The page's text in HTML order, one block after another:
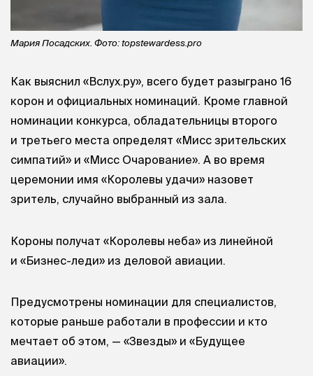
Мария Посадских. Фото: topstewardess.pro
Как выяснил «Вслух.ру», всего будет разыграно 16
корон и официальных номинаций. Кроме главной
номинации конкурса, обладательницы второго
и третьего места определят «Мисс зрительских
симпатий» и «Мисс Очарование». А во время
церемонии имя «Королевы удачи» назовет
зритель, случайно выбранный из зала.
Короны получат «Королевы неба» из линейной
и «Бизнес-леди» из деловой авиации.
Предусмотрены номинации для специалистов,
которые раньше работали в профессии и кто
мечтает об этом, — «Звезды» и «Будущее
авиации».